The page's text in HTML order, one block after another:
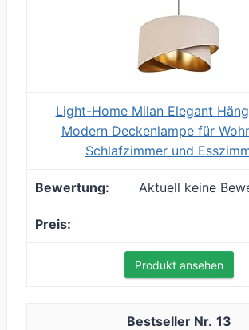
Light-Home Milan Elegant
Modern Deckenlampe für
Schlafzimmer und
Aktuell keine
Produkt ansehen
13